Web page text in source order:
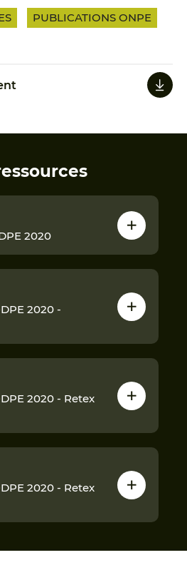
PUBLICATIONS ONPE
2020
2020 -
2020 - Retex
2020 - Retex